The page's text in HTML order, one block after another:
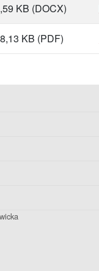
KB (DOCX)
KB (PDF)